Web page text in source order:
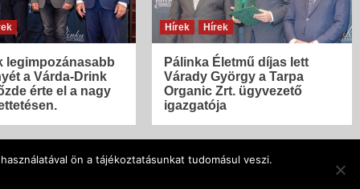
legimpozánasabb
a Várda-Drink
érte el a nagy
Hírek Hírek
Pálinka Életmű díjas lett
Várady György a Tarpa
Organic Zrt. ügyvezető
igazgatója
ön a tájékoztatásunkat tudomásul veszi.